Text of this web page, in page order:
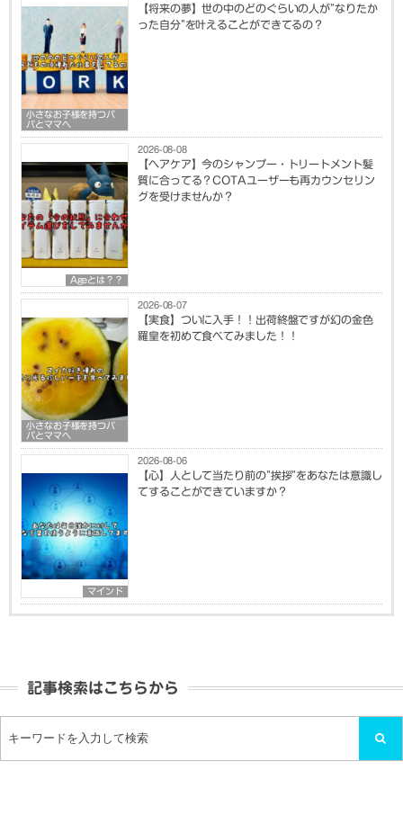
小さなお子様を持つパ
パとママへ
【将来の夢】世の中のどのぐらいの人が”なりたか
った自分”を叶えることができてるの？
Ageとは？？
2026-08-08
【ヘアケア】今のシャンプー・トリートメント髪
質に合ってる？COTAユーザーも再カウンセリン
グを受けませんか？
小さなお子様を持つパ
パとママへ
2026-08-07
【実食】ついに入手！！出荷終盤ですが幻の金色
羅皇を初めて食べてみました！！
マインド
2026-08-06
【心】人として当たり前の”挨拶”をあなたは意識し
てすることができていますか？
記事検索はこちらから